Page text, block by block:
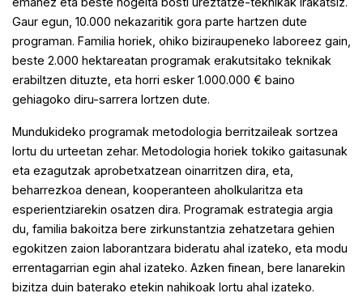
Gaur egun, 10.000 nekazaritik gora parte hartzen dute
programan. Familia horiek, ohiko biziraupeneko laboreez gain,
beste 2.000 hektareatan programak erakutsitako teknikak
erabiltzen dituzte, eta horri esker 1.000.000 € baino
gehiagoko diru-sarrera lortzen dute.
Mundukideko programak metodologia berritzaileak sortzea
lortu du urteetan zehar. Metodologia horiek tokiko gaitasunak
eta ezagutzak aprobetxatzean oinarritzen dira, eta,
beharrezkoa denean, kooperanteen aholkularitza eta
esperientziarekin osatzen dira. Programak estrategia argia
du, familia bakoitza bere zirkunstantzia zehatzetara gehien
egokitzen zaion laborantzara bideratu ahal izateko, eta modu
errentagarrian egin ahal izateko. Azken finean, bere lanarekin
bizitza duin baterako etekin nahikoak lortu ahal izateko.